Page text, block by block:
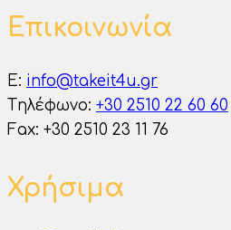
Επικοινωνία
E: info@takeit4u.gr
Tηλέφωνο: +30 2510 22 60 60
Fax: +30 2510 23 11 76
Χρήσιμα